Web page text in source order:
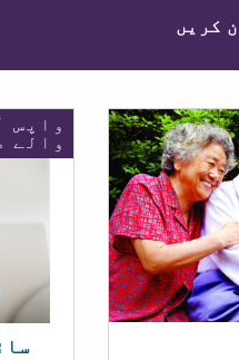
کریں
واپس
والے